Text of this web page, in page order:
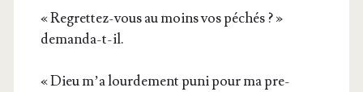
« Regret­tez-vous au moins vos péchés ? »
demanda-t-il.
« Dieu m’a lour­de­ment puni pour ma pre­